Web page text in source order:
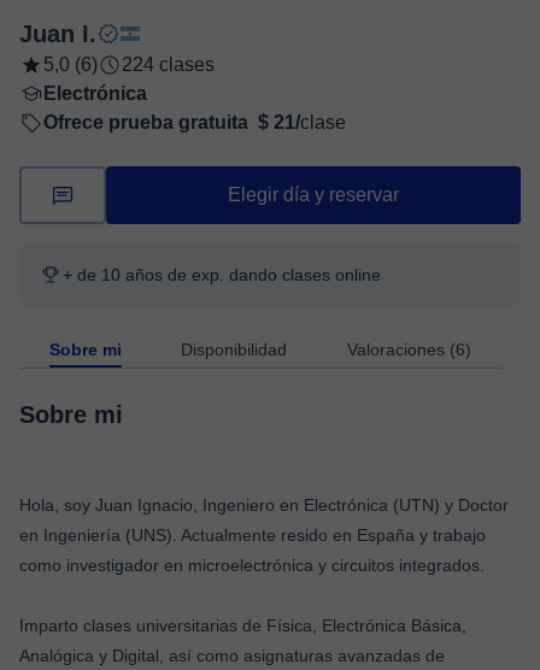
Juan I.
5,0 (6)
224 clases
Electrónica
Ofrece prueba gratuita $ 21/clase
Elegir día y reservar
+ de 10 años de exp. dando clases online
Sobre mi Disponibilidad Valoraciones (6)
Sobre mi
Hola, soy Juan Ignacio, Ingeniero en Electrónica (UTN) y Doctor
en Ingeniería (UNS). Actualmente resido en España y trabajo
como investigador en microelectrónica y circuitos integrados.
Imparto clases universitarias de Física, Electrónica Básica,
Analógica y Digital, así como asignaturas avanzadas de